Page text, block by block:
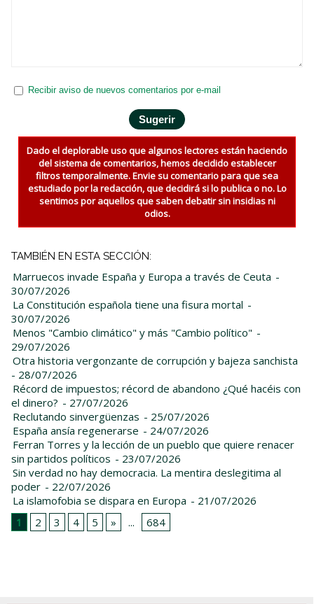
Recibir aviso de nuevos comentarios por e-mail
Dado el deplorable uso que algunos lectores están haciendo
del sistema de comentarios, hemos decidido establecer
filtros temporalmente. Envie su comentario para que sea
estudiado por la redacción, que decidirá si lo publica o no. Lo
sentimos por aquellos que saben debatir sin insidias ni
odios.
TAMBIÉN EN ESTA SECCIÓN:
Marruecos invade España y Europa a través de Ceuta -
30/07/2026
La Constitución española tiene una fisura mortal -
30/07/2026
Menos "Cambio climático" y más "Cambio político" -
29/07/2026
Otra historia vergonzante de corrupción y bajeza sanchista
- 28/07/2026
Récord de impuestos; récord de abandono ¿Qué hacéis con
el dinero? - 27/07/2026
Reclutando sinvergüenzas - 25/07/2026
España ansía regenerarse - 24/07/2026
Ferran Torres y la lección de un pueblo que quiere renacer
sin partidos políticos - 23/07/2026
Sin verdad no hay democracia. La mentira deslegitima al
poder - 22/07/2026
La islamofobia se dispara en Europa - 21/07/2026
1
2 3 4 5 » ... 684